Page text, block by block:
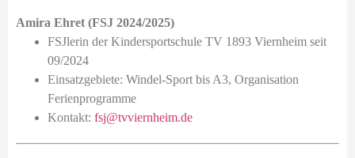
Amira Ehret (FSJ 2024/2025)
FSJlerin der Kindersportschule TV 1893 Viernheim seit
09/2024
Einsatzgebiete: Windel-Sport bis A3, Organisation
Ferienprogramme
Kontakt: fsj@tvviernheim.de